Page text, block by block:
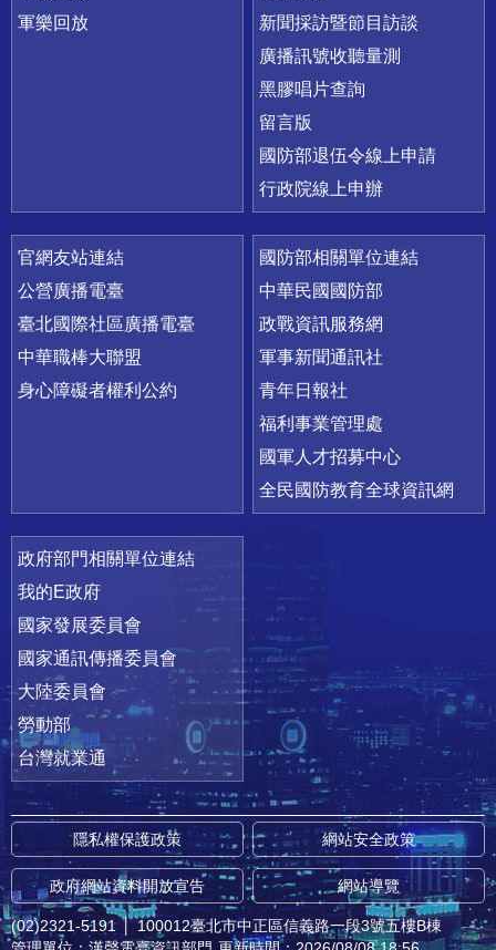
軍樂回放
新聞採訪暨節目訪談
廣播訊號收聽量測
黑膠唱片查詢
留言版
國防部退伍令線上申請
行政院線上申辦
官網友站連結
公營廣播電臺
臺北國際社區廣播電臺
中華職棒大聯盟
身心障礙者權利公約
國防部相關單位連結
中華民國國防部
政戰資訊服務網
軍事新聞通訊社
青年日報社
福利事業管理處
國軍人才招募中心
全民國防教育全球資訊網
政府部門相關單位連結
我的E政府
國家發展委員會
國家通訊傳播委員會
大陸委員會
勞動部
台灣就業通
隱私權保護政策 網站安全政策
政府網站資料開放宣告 網站導覽
(02)2321-5191 │ 100012臺北市中正區信義路一段3號五樓B棟